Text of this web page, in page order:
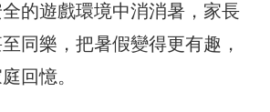
的遊戲環境中消消暑，家長
同樂，把暑假變得更有趣，
回憶。